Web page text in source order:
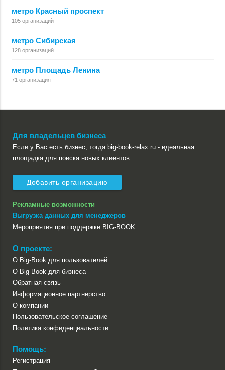
метро Красный проспект
105 организаций
метро Сибирская
128 организаций
метро Площадь Ленина
71 организация
Для владельцев бизнеса
Если у Вас есть бизнес, тогда big-book-relax.ru - идеальная
площадка для поиска новых клиентов
Добавить организацию
Рекламные возможности
Выгрузка данных для менеджеров
Мероприятия при поддержке BIG-BOOK
О проекте:
О Big-Book для пользователей
О Big-Book для бизнеса
Обратная связь
Информационное партнерство
О компании
Пользовательское соглашение
Политика конфиденциальности
Помощь:
Регистрация